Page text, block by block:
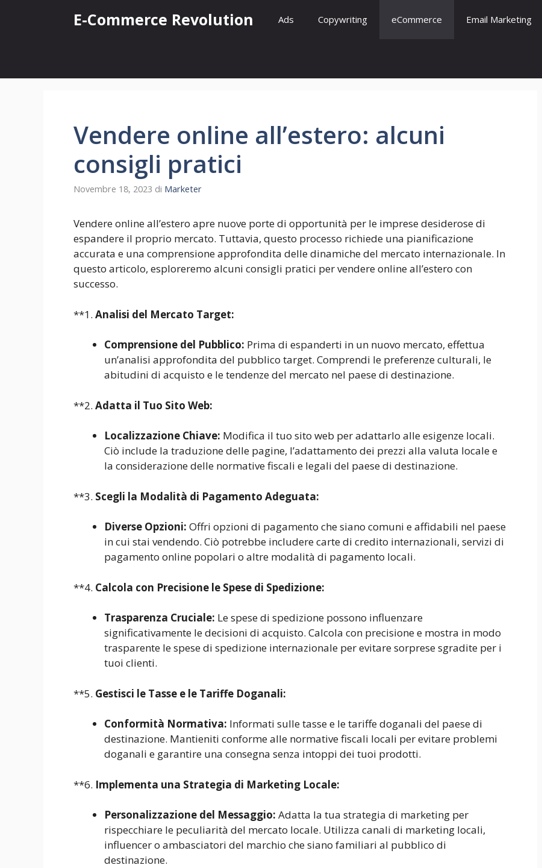
E-Commerce Revolution Ads Copywriting eCommerce Email Marketing
Vendere online all’estero: alcuni
consigli pratici
Novembre 18, 2023 di Marketer
Vendere online all’estero apre nuove porte di opportunità per le imprese desiderose di
espandere il proprio mercato. Tuttavia, questo processo richiede una pianificazione
accurata e una comprensione approfondita delle dinamiche del mercato internazionale. In
questo articolo, esploreremo alcuni consigli pratici per vendere online all’estero con
successo.
**1. Analisi del Mercato Target:
Comprensione del Pubblico: Prima di espanderti in un nuovo mercato, effettua
un’analisi approfondita del pubblico target. Comprendi le preferenze culturali, le
abitudini di acquisto e le tendenze del mercato nel paese di destinazione.
**2. Adatta il Tuo Sito Web:
Localizzazione Chiave: Modifica il tuo sito web per adattarlo alle esigenze locali.
Ciò include la traduzione delle pagine, l’adattamento dei prezzi alla valuta locale e
la considerazione delle normative fiscali e legali del paese di destinazione.
**3. Scegli la Modalità di Pagamento Adeguata:
Diverse Opzioni: Offri opzioni di pagamento che siano comuni e affidabili nel paese
in cui stai vendendo. Ciò potrebbe includere carte di credito internazionali, servizi di
pagamento online popolari o altre modalità di pagamento locali.
**4. Calcola con Precisione le Spese di Spedizione:
Trasparenza Cruciale: Le spese di spedizione possono influenzare
significativamente le decisioni di acquisto. Calcola con precisione e mostra in modo
trasparente le spese di spedizione internazionale per evitare sorprese sgradite per i
tuoi clienti.
**5. Gestisci le Tasse e le Tariffe Doganali:
Conformità Normativa: Informati sulle tasse e le tariffe doganali del paese di
destinazione. Mantieniti conforme alle normative fiscali locali per evitare problemi
doganali e garantire una consegna senza intoppi dei tuoi prodotti.
**6. Implementa una Strategia di Marketing Locale:
Personalizzazione del Messaggio: Adatta la tua strategia di marketing per
rispecchiare le peculiarità del mercato locale. Utilizza canali di marketing locali,
influencer o ambasciatori del marchio che siano familiari al pubblico di
destinazione.